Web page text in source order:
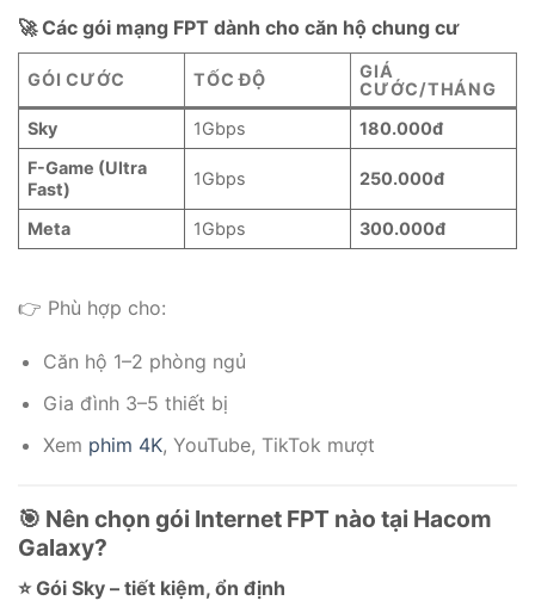
🚀 Các gói mạng FPT dành cho căn hộ chung cư
GÓI CƯỚC TỐC ĐỘ
GIÁ
CƯỚC/THÁNG
Sky
1Gbps
180.000đ
F-Game (Ultra
Fast)
1Gbps 250.000đ
Meta 1Gbps 300.000đ
👉 Phù hợp cho:
Căn hộ 1–2 phòng ngủ
Gia đình 3–5 thiết bị
Xem phim 4K, YouTube, TikTok mượt
🎯 Nên chọn gói Internet FPT nào tại Hacom
Galaxy?
⭐ Gói Sky – tiết kiệm, ổn định